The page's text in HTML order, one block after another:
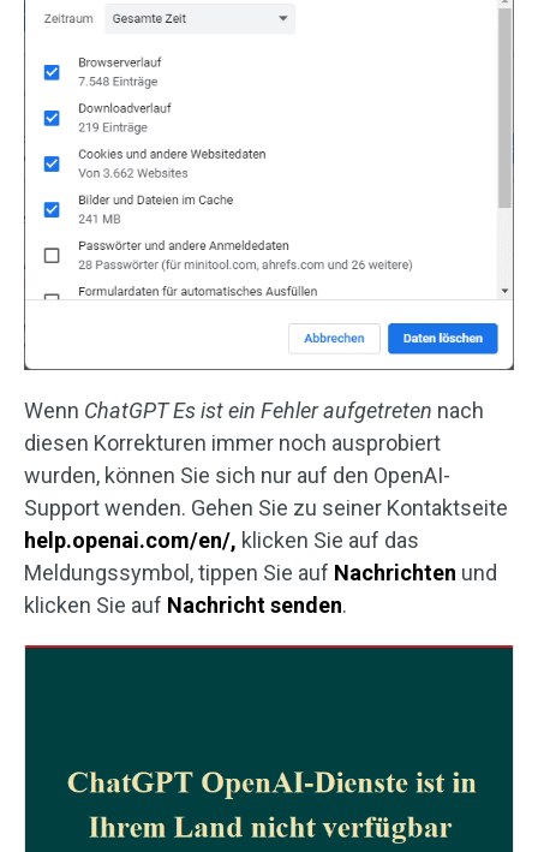
Wenn ChatGPT Es ist ein Fehler aufgetreten nach
diesen Korrekturen immer noch ausprobiert
wurden, können Sie sich nur auf den OpenAI-
Support wenden. Gehen Sie zu seiner Kontaktseite
help.openai.com/en/, klicken Sie auf das
Meldungssymbol, tippen Sie auf Nachrichten und
klicken Sie auf Nachricht senden.